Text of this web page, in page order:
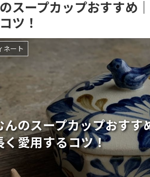
スープカップおすすめ
ツ！
んのスープカップおす
く愛用するコツ！
ネート